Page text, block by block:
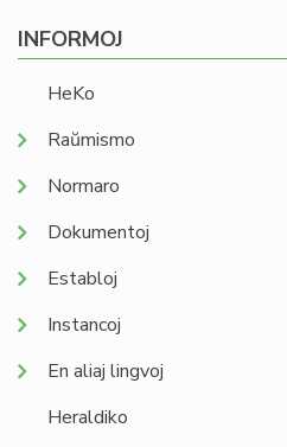
INFORMOJ
HeKo
Raŭmismo
Normaro
Dokumentoj
Establoj
Instancoj
En aliaj lingvoj
Heraldiko